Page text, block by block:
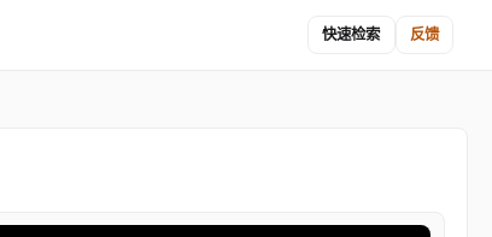
快速检索 反馈